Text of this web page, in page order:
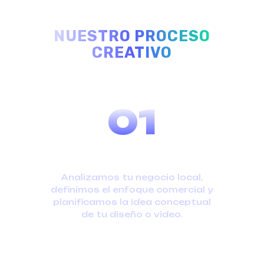
NUESTRO PROCESO
CREATIVO
01
Analizamos tu negocio local,
definimos el enfoque comercial y
planificamos la idea conceptual
de tu diseño o video.